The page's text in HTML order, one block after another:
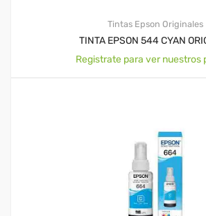
Tintas Epson Originales
TINTA EPSON 544 CYAN
Registrate para ver nuestros